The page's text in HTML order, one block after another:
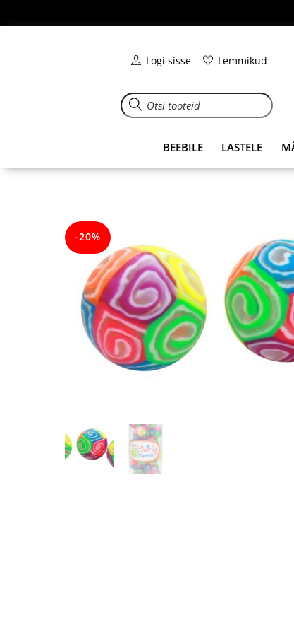
to
Logi sisse Lemmikud
BEEBILE LASTELE
-20%